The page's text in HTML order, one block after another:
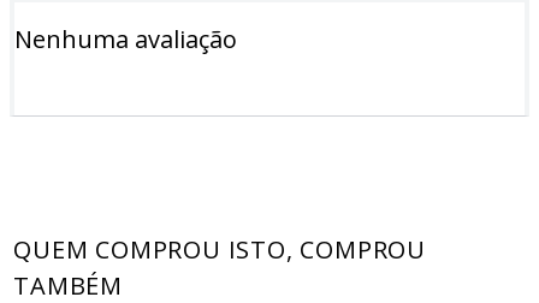
Nenhuma avaliação
QUEM COMPROU ISTO, COMPROU
TAMBÉM